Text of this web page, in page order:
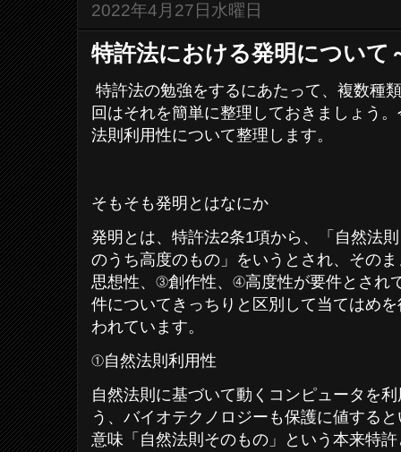
2022年4月27日水曜日
特許法における発明につい
特許法の勉強をするにあたって、複数種
回はそれを簡単に整理しておきましょう
法則利用性について整理します。
そもそも発明とはなにか
発明とは、特許法2条1項から、「自然法
のうち高度のもの」をいうとされ、その
思想性、③創作性、④高度性が要件とされ
件についてきっちりと区別して当てはめ
われています。
①自然法則利用性
自然法則に基づいて動くコンピュータを
う、バイオテクノロジーも保護に値する
意味「自然法則そのもの」という本来特